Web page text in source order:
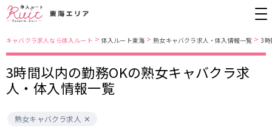
キャバクラ求人なら体入ルート > 体入ルート東海 >熟女キャバクラ求人・体入情報一覧 > 3時
3時間以内の勤務OKの熟女キャバクラ求
人・体入情報一覧
熟女キャバクラ求人
愛知県
春日井
名古屋市営地下鉄東山線
今池駅